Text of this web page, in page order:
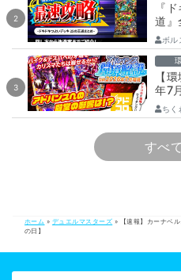
『
道』
【ボル
【
年7
ちく
すべ
ホーム » デュエルマスターズ »
【速報】カーナベ
の日】